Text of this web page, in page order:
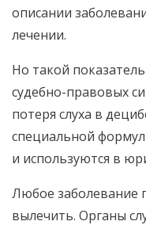
описании
лечении.
Но такой
судебно-правовых
потеря слуха в
специальной
и используются в
Любое заболевание
вылечить. Органы